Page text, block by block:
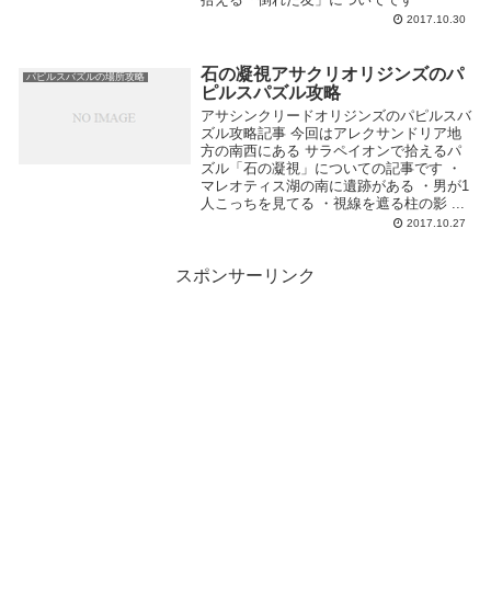
2017.10.30
パピルスバズルの場所攻略
石の凝視アサクリオリジンズのパ
ピルスパズル攻略
アサシンクリードオリジンズのパピルスバ
ズル攻略記事 今回はアレクサンドリア地
方の南西にある サラペイオンで拾えるパ
ズル「石の凝視」についての記事です ・
マレオティス湖の南に遺跡がある ・男が1
人こっちを見てる ・視線を遮る柱の影 ...
2017.10.27
スポンサーリンク